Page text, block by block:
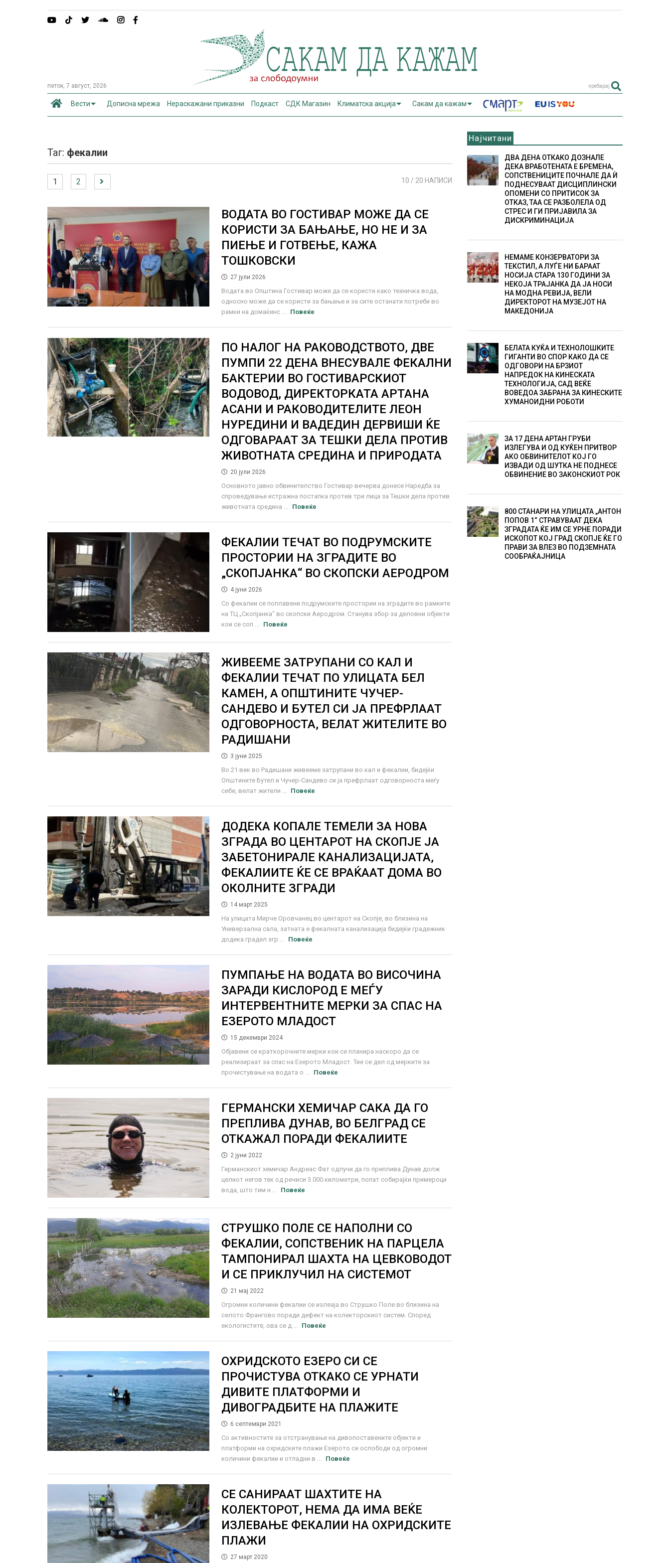
петок, 7 август, 2026 пребарај
Вести Дописна мрежа Нераскажани приказни Подкаст СДК Магазин Климатска акција Сакам да кажам
Таг: фекалии
1 2 10 / 20 НАПИСИ
ВОДАТА ВО ГОСТИВАР МОЖЕ ДА СЕ
КОРИСТИ ЗА БАЊАЊЕ, НО НЕ И ЗА
ПИЕЊЕ И ГОТВЕЊЕ, КАЖА
ТОШКОВСКИ
27 јули 2026
Водата во Општина Гостивар може да се користи како техничка вода,
односно може да се користи за бањање и за сите останати потреби во
рамки на домаќинс ...
Повеќе
ПО НАЛОГ НА РАКОВОДСТВОТО, ДВЕ
ПУМПИ 22 ДЕНА ВНЕСУВАЛЕ ФЕКАЛНИ
БАКТЕРИИ ВО ГОСТИВАРСКИОТ
ВОДОВОД, ДИРЕКТОРКАТА АРТАНА
АСАНИ И РАКОВОДИТЕЛИТЕ ЛЕОН
НУРЕДИНИ И ВАДЕДИН ДЕРВИШИ ЌЕ
ОДГОВАРААТ ЗА ТЕШКИ ДЕЛА ПРОТИВ
ЖИВОТНАТА СРЕДИНА И ПРИРОДАТА
20 јули 2026
Основното јавно обвинителство Гостивар вечерва донесе Наредба за
спроведување истражна постапка против три лица за Тешки дела против
животната средина ...
Повеќе
ФЕКАЛИИ ТЕЧАТ ВО ПОДРУМСКИТЕ
ПРОСТОРИИ НА ЗГРАДИТЕ ВО
„СКОПЈАНКА“ ВО СКОПСКИ АЕРОДРОМ
4 јуни 2026
Со фекалии се поплавени подрумските простории на зградите во рамките
на ТЦ „Скопјанка“ во скопски Аеродром. Станува збор за деловни објекти
кои се соп ...
Повеќе
ЖИВЕЕМЕ ЗАТРУПАНИ СО КАЛ И
ФЕКАЛИИ ТЕЧАТ ПО УЛИЦАТА БЕЛ
КАМЕН, А ОПШТИНИТЕ ЧУЧЕР-
САНДЕВО И БУТЕЛ СИ ЈА ПРЕФРЛААТ
ОДГОВОРНОСТА, ВЕЛАТ ЖИТЕЛИТЕ ВО
РАДИШАНИ
3 јуни 2025
Во 21 век во Радишани живееме затрупани во кал и фекалии, бидејќи
Општините Бутел и Чучер-Сандево си ја префрлаат одговорноста меѓу
себе, велат жители ...
Повеќе
ДОДЕКА КОПАЛЕ ТЕМЕЛИ ЗА НОВА
ЗГРАДА ВО ЦЕНТАРОТ НА СКОПЈЕ ЈА
ЗАБЕТОНИРАЛЕ КАНАЛИЗАЦИЈАТА,
ФЕКАЛИИТЕ ЌЕ СЕ ВРАЌААТ ДОМА ВО
ОКОЛНИТЕ ЗГРАДИ
14 март 2025
На улицата Мирче Оровчанец во центарот на Скопје, во близина на
Универзална сала, затната е фекалната канализација бидејќи градежник
додека градел згр ...
Повеќе
ПУМПАЊЕ НА ВОДАТА ВО ВИСОЧИНА
ЗАРАДИ КИСЛОРОД Е МЕЃУ
ИНТЕРВЕНТНИТЕ МЕРКИ ЗА СПАС НА
ЕЗЕРОТО МЛАДОСТ
15 декември 2024
Објавени се краткорочните мерки кои се планира наскоро да се
реализираат за спас на Езерото Младост. Тие се дел од мерките за
прочистување на водата о ...
Повеќе
ГЕРМАНСКИ ХЕМИЧАР САКА ДА ГО
ПРЕПЛИВА ДУНАВ, ВО БЕЛГРАД СЕ
ОТКАЖАЛ ПОРАДИ ФЕКАЛИИТЕ
2 јуни 2022
Германскиот хемичар Андреас Фат одлучи да го преплива Дунав долж
целиот негов тек од речиси 3.000 километри, попат собирајќи примероци
вода, што тим н ...
Повеќе
СТРУШКО ПОЛЕ СЕ НАПОЛНИ СО
ФЕКАЛИИ, СОПСТВЕНИК НА ПАРЦЕЛА
ТАМПОНИРАЛ ШАХТА НА ЦЕВКОВОДОТ
И СЕ ПРИКЛУЧИЛ НА СИСТЕМОТ
21 мај 2022
Огромни количини фекалии се излеаја во Струшко Поле во близина на
селото Франгово поради дефект на колекторскиот систем. Според
екологистите, ова се д ...
Повеќе
ОХРИДСКОТО ЕЗЕРО СИ СЕ
ПРОЧИСТУВА ОТКАКО СЕ УРНАТИ
ДИВИТЕ ПЛАТФОРМИ И
ДИВОГРАДБИТЕ НА ПЛАЖИТЕ
6 септември 2021
Со активностите за отстранување на дивопоставените објекти и
платформи на охридските плажи Езерото се ослободи од огромни
количини фекалии и отпадни в ...
Повеќе
СЕ САНИРААТ ШАХТИТЕ НА
КОЛЕКТОРОТ, НЕМА ДА ИМА ВЕЌЕ
ИЗЛЕВАЊЕ ФЕКАЛИИ НА ОХРИДСКИТЕ
ПЛАЖИ
27 март 2020
Најчитани
ДВА ДЕНА ОТКАКО ДОЗНАЛЕ
ДЕКА ВРАБОТЕНАТА Е БРЕМЕНА,
СОПСТВЕНИЦИТЕ ПОЧНАЛЕ ДА Ѝ
ПОДНЕСУВААТ ДИСЦИПЛИНСКИ
ОПОМЕНИ СО ПРИТИСОК ЗА
ОТКАЗ, ТАА СЕ РАЗБОЛЕЛА ОД
СТРЕС И ГИ ПРИЈАВИЛА ЗА
ДИСКРИМИНАЦИЈА
НЕМАМЕ КОНЗЕРВАТОРИ ЗА
ТЕКСТИЛ, А ЛУЃЕ НИ БАРААТ
НОСИЈА СТАРА 130 ГОДИНИ ЗА
НЕКОЈА ТРАЈАНКА ДА ЈА НОСИ
НА МОДНА РЕВИЈА, ВЕЛИ
ДИРЕКТОРОТ НА МУЗЕЈОТ НА
МАКЕДОНИЈА
БЕЛАТА КУЌА И ТЕХНОЛОШКИТЕ
ГИГАНТИ ВО СПОР КАКО ДА СЕ
ОДГОВОРИ НА БРЗИОТ
НАПРЕДОК НА КИНЕСКАТА
ТЕХНОЛОГИЈА, САД ВЕЌЕ
ВОВЕДОА ЗАБРАНА ЗА КИНЕСКИТЕ
ХУМАНОИДНИ РОБОТИ
ЗА 17 ДЕНА АРТАН ГРУБИ
ИЗЛЕГУВА И ОД КУЌЕН ПРИТВОР
АКО ОБВИНИТЕЛОТ КОЈ ГО
ИЗВАДИ ОД ШУТКА НЕ ПОДНЕСЕ
ОБВИНЕНИЕ ВО ЗАКОНСКИОТ РОК
800 СТАНАРИ НА УЛИЦАТА „АНТОН
ПОПОВ 1“ СТРАВУВААТ ДЕКА
ЗГРАДАТА ЌЕ ИМ СЕ УРНЕ ПОРАДИ
ИСКОПОТ КОЈ ГРАД СКОПЈЕ ЌЕ ГО
ПРАВИ ЗА ВЛЕЗ ВО ПОДЗЕМНАТА
СООБРАЌАЈНИЦА